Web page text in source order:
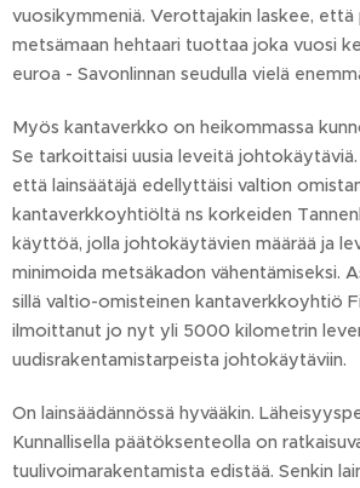
vuosikymmeniä. Verottajakin laskee,
metsämaan hehtaari tuottaa joka vuosi
euroa - Savonlinnan seudulla vielä
Myös kantaverkko on heikommassa
Se tarkoittaisi uusia leveitä johtokäytäviä.
että lainsäätäjä edellyttäisi valtion
kantaverkkoyhtiöltä ns korkeiden
käyttöä, jolla johtokäytävien määrää ja
minimoida metsäkadon vähentämiseksi.
sillä valtio-omisteinen kantaverkkoyhtiö
ilmoittanut jo nyt yli 5000 kilometrin
uudisrakentamistarpeista johtokäytäviin.
On lainsäädännössä hyvääkin.
Kunnallisella päätöksenteolla on
tuulivoimarakentamista edistää. Senkin